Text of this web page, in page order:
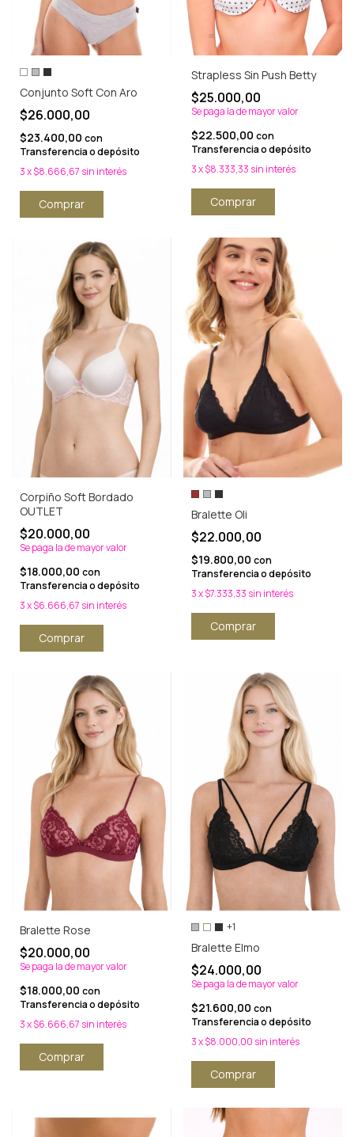
Conjunto Soft Con Aro
$26.000,00
$23.400,00 con
Transferencia o depósito
3x$8.666,67 sin interés
Comprar
Strapless Sin Push Betty
$25.000,00
Se paga la de mayor valor
$22.500,00 con
Transferencia o depósito
3x$8.333,33 sin interés
Comprar
Corpiño Soft Bordado
OUTLET
$20.000,00
Se paga la de mayor valor
$18.000,00 con
Transferencia o depósito
3x$6.666,67 sin interés
Comprar
Bralette Oli
$22.000,00
$19.800,00 con
Transferencia o depósito
3x$7.333,33 sin interés
Comprar
Bralette Rose
$20.000,00
Se paga la de mayor valor
$18.000,00 con
Transferencia o depósito
3x$6.666,67 sin interés
Comprar
+1
Bralette Elmo
$24.000,00
Se paga la de mayor valor
$21.600,00 con
Transferencia o depósito
3x$8.000,00 sin interés
Comprar